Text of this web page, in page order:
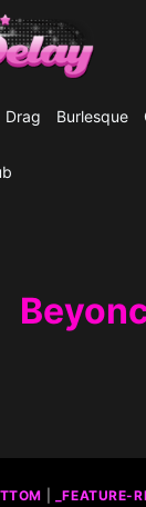
Drag Burlesque
_FEATURE-